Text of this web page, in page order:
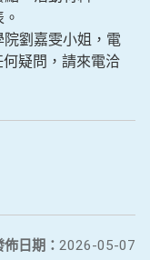
劉嘉雯小姐，電
疑問，請來電洽
佈日期： 2026-05-07